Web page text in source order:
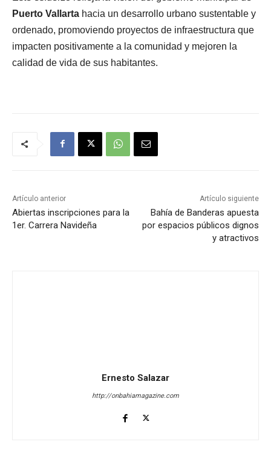
Puerto Vallarta hacia un desarrollo urbano sustentable y
ordenado, promoviendo proyectos de infraestructura que
impacten positivamente a la comunidad y mejoren la
calidad de vida de sus habitantes.
Artículo anterior
Abiertas inscripciones para la
1er. Carrera Navideña
Artículo siguiente
Bahía de Banderas apuesta
por espacios públicos dignos
y atractivos
Ernesto Salazar
http://onbahiamagazine.com